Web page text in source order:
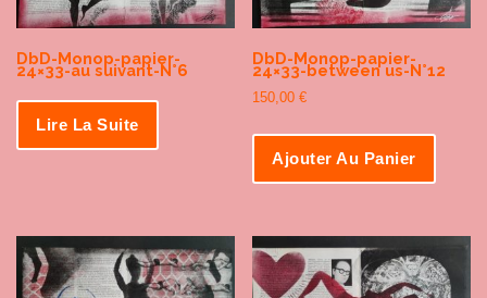
DbD-Monop-papier-
24×33-au suivant-N°6
Lire La Suite
DbD-Monop-papier-
24×33-between us-N°12
150,00€
Ajouter Au Panier